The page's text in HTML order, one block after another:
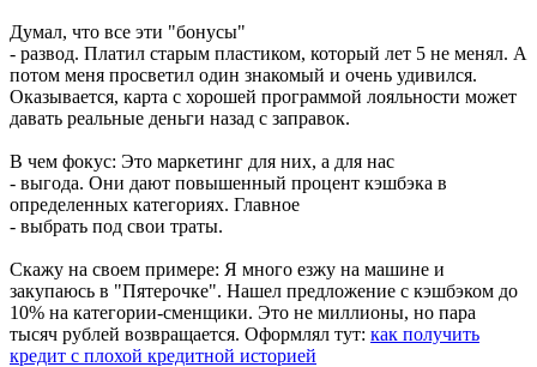
Думал, что все эти "бонусы"
- развод. Платил старым пластиком, который лет 5 не менял. А
потом меня просветил один знакомый и очень удивился.
Оказывается, карта с хорошей программой лояльности может
давать реальные деньги назад с заправок.
В чем фокус: Это маркетинг для них, а для нас
- выгода. Они дают повышенный процент кэшбэка в
определенных категориях. Главное
- выбрать под свои траты.
Скажу на своем примере: Я много езжу на машине и
закупаюсь в "Пятерочке". Нашел предложение с кэшбэком до
10% на категории-сменщики. Это не миллионы, но пара
тысяч рублей возвращается. Оформлял тут: как получить
кредит с плохой кредитной историей